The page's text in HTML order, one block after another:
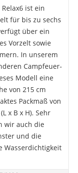
ist ein
für bis zu sechs
über ein
Vorzelt sowie
In unserem
Campfeuer-
Modell eine
von 215 cm
Packmaß von
x B x H). Sehr
wir auch die
und die
Wasserdichtigkeit